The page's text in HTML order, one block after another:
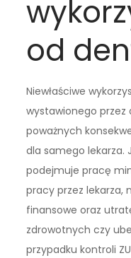
od
Niewłaściwe
wystawionego
poważnych
dla samego lekarza.
podejmuje pracę
pracy przez lekarza,
finansowe oraz
zdrowotnych czy
przypadku kontroli